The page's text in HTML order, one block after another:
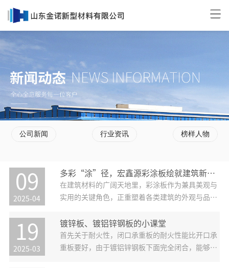
公司新闻 行业资讯 榜样人物
09
2025-04
多彩“涂”径，宏鑫源彩涂板绘就建筑新风貌
在建筑材料的广阔天地里，彩涂板作为兼具美观与
实用的关键角色，正重塑着各类建筑的外观与品
为建筑领域熠熠生辉的明星产品，为现代建筑带来
无限可能。 色彩美学，定制个性外观 宏鑫源彩涂
板提供丰富的色彩体系，无论是清
19
2025-03
镀锌板、镀铝锌钢板的小课堂
首先关于耐火性，闭口承重板的耐火性能比开口承
重板要好，由于镀铝锌钢板下面完全闭合，能够就